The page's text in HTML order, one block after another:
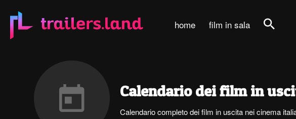
home film in sala
Calendario dei film in
Calendario completo dei film in uscita nei cinema